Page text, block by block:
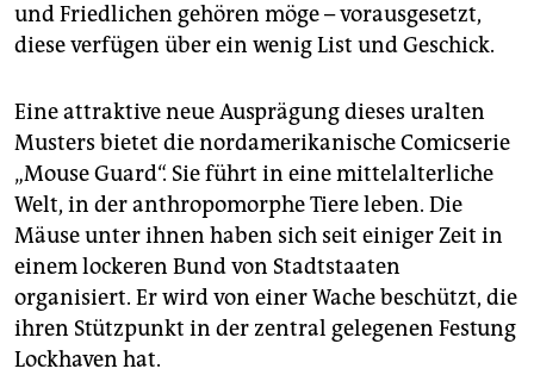
und Friedlichen gehören möge – vorausgesetzt,
diese verfügen über ein wenig List und Geschick.
Eine attraktive neue Ausprägung dieses uralten
Musters bietet die nordamerikanische Comicserie
„Mouse Guard“. Sie führt in eine mittelalterliche
Welt, in der anthropomorphe Tiere leben. Die
Mäuse unter ihnen haben sich seit einiger Zeit in
einem lockeren Bund von Stadtstaaten
organisiert. Er wird von einer Wache beschützt, die
ihren Stützpunkt in der zentral gelegenen Festung
Lockhaven hat.